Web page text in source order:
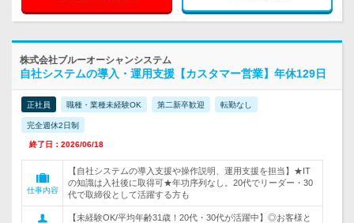
株式会社ブルーオーシャンシステム
自社システムの導入・運用支援【カスタマー営業】年休129日
正社員 職種・業種未経験OK 第二新卒歓迎 転勤なし
完全週休2日制
終了日：2026/06/18
仕事内容
【自社システムの導入支援や操作説明、運用支援を担当】★IT
の知識は入社後に取得可★年功序列なし。20代でリーダー・30
代で取締役として活躍する方も
【未経験OK/平均年齢31歳！20代・30代が活躍中】◎お客様と